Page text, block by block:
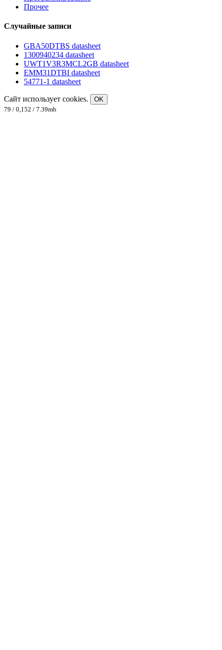
Прочее
Случайные записи
GBA50DTBS datasheet
1300940234 datasheet
UWT1V3R3MCL2GB datasheet
EMM31DTBI datasheet
54771-1 datasheet
Сайт использует cookies.
OK
79 / 0,152 / 7.39mb